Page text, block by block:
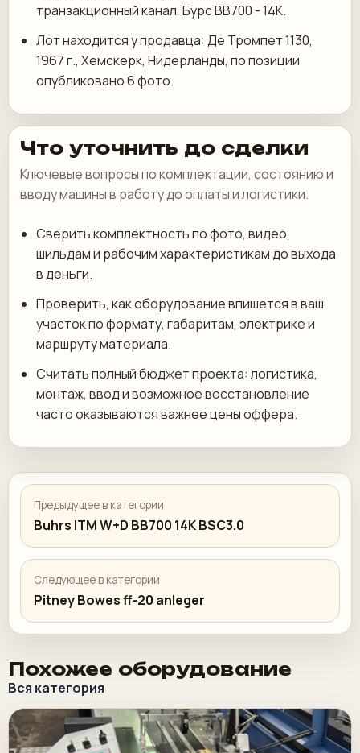
транзакционный канал, Бурс BB700 - 14К.
Лот находится у продавца: Де Тромпет 1130,
1967 г., Хемскерк, Нидерланды, по позиции
опубликовано 6 фото.
Что уточнить до сделки
Ключевые вопросы по комплектации, состоянию и
вводу машины в работу до оплаты и логистики.
Сверить комплектность по фото, видео,
шильдам и рабочим характеристикам до выхода
в деньги.
Проверить, как оборудование впишется в ваш
участок по формату, габаритам, электрике и
маршруту материала.
Считать полный бюджет проекта: логистика,
монтаж, ввод и возможное восстановление
часто оказываются важнее цены оффера.
Предыдущее в категории
Buhrs ITM W+D BB700 14K BSC3.0
Следующее в категории
Pitney Bowes ff-20 anleger
Похожее оборудование
Вся категория